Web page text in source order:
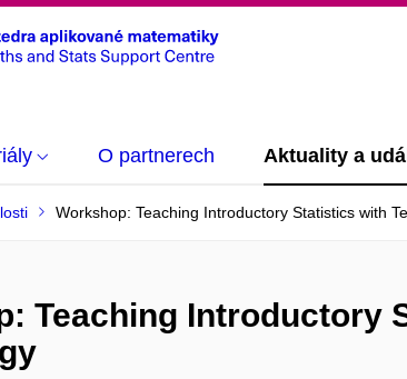
O partnerech Aktuality a
Workshop: Teaching Introductory Statistics with
Teaching Introductory